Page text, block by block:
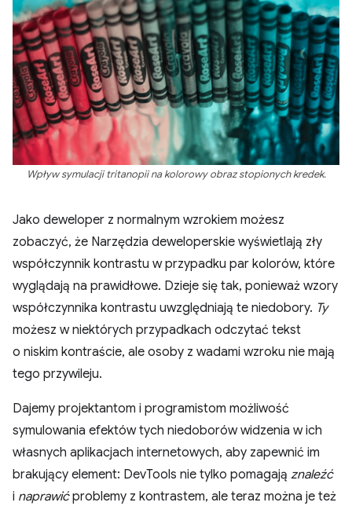
Wpływ symulacji tritanopii na kolorowy obraz stopionych kredek.
Jako deweloper z normalnym wzrokiem możesz
zobaczyć, że Narzędzia deweloperskie wyświetlają zły
współczynnik kontrastu w przypadku par kolorów, które
wyglądają na prawidłowe. Dzieje się tak, ponieważ wzory
współczynnika kontrastu uwzględniają te niedobory. Ty
możesz w niektórych przypadkach odczytać tekst
o niskim kontraście, ale osoby z wadami wzroku nie mają
tego przywileju.
Dajemy projektantom i programistom możliwość
symulowania efektów tych niedoborów widzenia w ich
własnych aplikacjach internetowych, aby zapewnić im
brakujący element: DevTools nie tylko pomagają znaleźć
i naprawićproblemy z kontrastem, ale teraz można je też